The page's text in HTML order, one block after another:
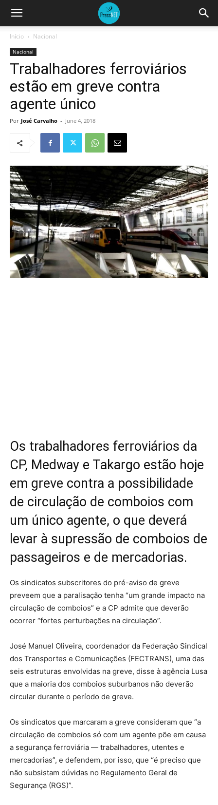
Início Nacional
Nacional
Trabalhadores ferroviários
estão em greve contra
agente único
Por José Carvalho - June 4, 2018
Os trabalhadores ferroviários da
CP, Medway e Takargo estão hoje
em greve contra a possibilidade
de circulação de comboios com
um único agente, o que deverá
levar à supressão de comboios de
passageiros e de mercadorias.
Os sindicatos subscritores do pré-aviso de greve
preveem que a paralisação tenha “um grande impacto na
circulação de comboios” e a CP admite que deverão
ocorrer “fortes perturbações na circulação”.
José Manuel Oliveira, coordenador da Federação Sindical
dos Transportes e Comunicações (FECTRANS), uma das
seis estruturas envolvidas na greve, disse à agência Lusa
que a maioria dos comboios suburbanos não deverão
circular durante o período de greve.
Os sindicatos que marcaram a greve consideram que “a
circulação de comboios só com um agente põe em causa
a segurança ferroviária — trabalhadores, utentes e
mercadorias”, e defendem, por isso, que “é preciso que
não subsistam dúvidas no Regulamento Geral de
Segurança (RGS)”.